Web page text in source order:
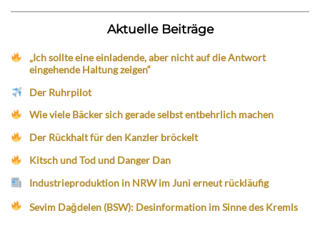
Aktuelle Beiträge
„Ich sollte eine einladende, aber nicht auf die Antwort
eingehende Haltung zeigen“
Der Ruhrpilot
Wie viele Bäcker sich gerade selbst entbehrlich machen
Der Rückhalt für den Kanzler bröckelt
Kitsch und Tod und Danger Dan
Industrieproduktion in NRW im Juni erneut rückläufig
Sevim Dağdelen (BSW): Desinformation im Sinne des Kremls